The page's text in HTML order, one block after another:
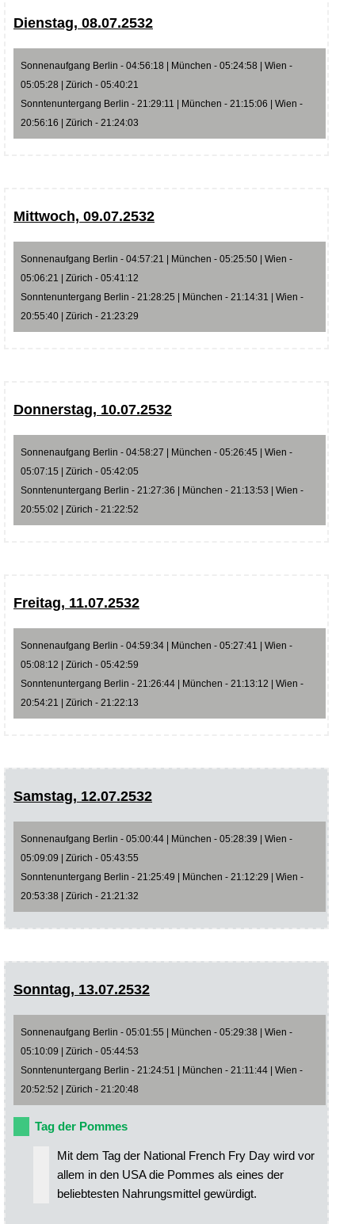
Dienstag, 08.07.2532
Sonnenaufgang Berlin - 04:56:18 | München - 05:24:58 | Wien -
05:05:28 | Zürich - 05:40:21
Sonntenuntergang Berlin - 21:29:11 | München - 21:15:06 | Wien -
20:56:16 | Zürich - 21:24:03
Mittwoch, 09.07.2532
Sonnenaufgang Berlin - 04:57:21 | München - 05:25:50 | Wien -
05:06:21 | Zürich - 05:41:12
Sonntenuntergang Berlin - 21:28:25 | München - 21:14:31 | Wien -
20:55:40 | Zürich - 21:23:29
Donnerstag, 10.07.2532
Sonnenaufgang Berlin - 04:58:27 | München - 05:26:45 | Wien -
05:07:15 | Zürich - 05:42:05
Sonntenuntergang Berlin - 21:27:36 | München - 21:13:53 | Wien -
20:55:02 | Zürich - 21:22:52
Freitag, 11.07.2532
Sonnenaufgang Berlin - 04:59:34 | München - 05:27:41 | Wien -
05:08:12 | Zürich - 05:42:59
Sonntenuntergang Berlin - 21:26:44 | München - 21:13:12 | Wien -
20:54:21 | Zürich - 21:22:13
Samstag, 12.07.2532
Sonnenaufgang Berlin - 05:00:44 | München - 05:28:39 | Wien -
05:09:09 | Zürich - 05:43:55
Sonntenuntergang Berlin - 21:25:49 | München - 21:12:29 | Wien -
20:53:38 | Zürich - 21:21:32
Sonntag, 13.07.2532
Sonnenaufgang Berlin - 05:01:55 | München - 05:29:38 | Wien -
05:10:09 | Zürich - 05:44:53
Sonntenuntergang Berlin - 21:24:51 | München - 21:11:44 | Wien -
20:52:52 | Zürich - 21:20:48
Tag der Pommes
Mit dem Tag der National French Fry Day wird vor
allem in den USA die Pommes als eines der
beliebtesten Nahrungsmittel gewürdigt.